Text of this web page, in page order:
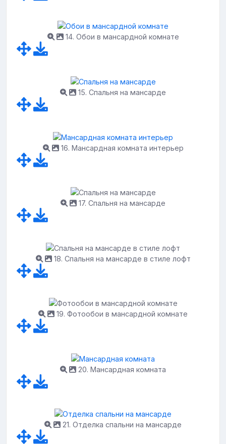
14. Обои в мансардной комнате
15. Спальня на мансарде
16. Мансардная комната интерьер
17. Спальня на мансарде
18. Спальня на мансарде в стиле лофт
19. Фотообои в мансардной комнате
20. Мансардная комната
21. Отделка спальни на мансарде